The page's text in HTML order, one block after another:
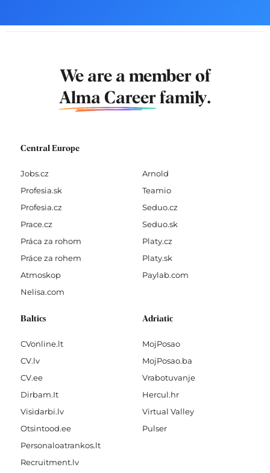
We are a member of
Alma Career family.
Central Europe
Jobs.cz
Profesia.sk
Profesia.cz
Prace.cz
Práca za rohom
Práce za rohem
Atmoskop
Nelisa.com
Arnold
Teamio
Seduo.cz
Seduo.sk
Platy.cz
Platy.sk
Paylab.com
Baltics
CVonline.lt
CV.lv
CV.ee
Dirbam.It
Visidarbi.lv
Otsintood.ee
Personaloatrankos.lt
Recruitment.lv
Adriatic
MojPosao
MojPosao.ba
Vrabotuvanje
Hercul.hr
Virtual Valley
Pulser